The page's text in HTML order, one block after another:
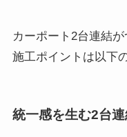
カーポート2台連結
施工ポイントは以下
統一感を生む2台